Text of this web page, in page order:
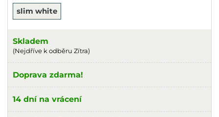
slim white
Skladem
(Nejdříve k odběru Zítra)
Doprava zdarma!
14 dní na vrácení